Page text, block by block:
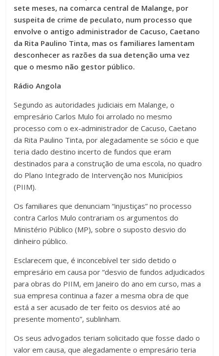
sete meses, na comarca central de Malange, por
suspeita de crime de peculato, num processo que
envolve o antigo administrador de Cacuso, Caetano
da Rita Paulino Tinta, mas os familiares lamentam
desconhecer as razões da sua detenção uma vez
que o mesmo não gestor público.
Rádio Angola
Segundo as autoridades judiciais em Malange, o
empresário Carlos Mulo foi arrolado no mesmo
processo com o ex-administrador de Cacuso, Caetano
da Rita Paulino Tinta, por alegadamente se sócio e que
teria dado destino incerto de fundos que eram
destinados para a construção de uma escola, no quadro
do Plano Integrado de Intervenção nos Municípios
(PIIM).
Os familiares que denunciam “injustiças” no processo
contra Carlos Mulo contrariam os argumentos do
Ministério Público (MP), sobre o suposto desvio do
dinheiro público.
Esclarecem que, é inconcebível ter sido detido o
empresário em causa por “desvio de fundos adjudicados
para obras do PIIM, em Janeiro do ano em curso, mas a
sua empresa continua a fazer a mesma obra de que
está a ser acusado de ter feito os desvios até ao
presente momento”, sublinham.
Os seus advogados teriam solicitado que fosse dado o
valor em causa, que alegadamente o empresário teria